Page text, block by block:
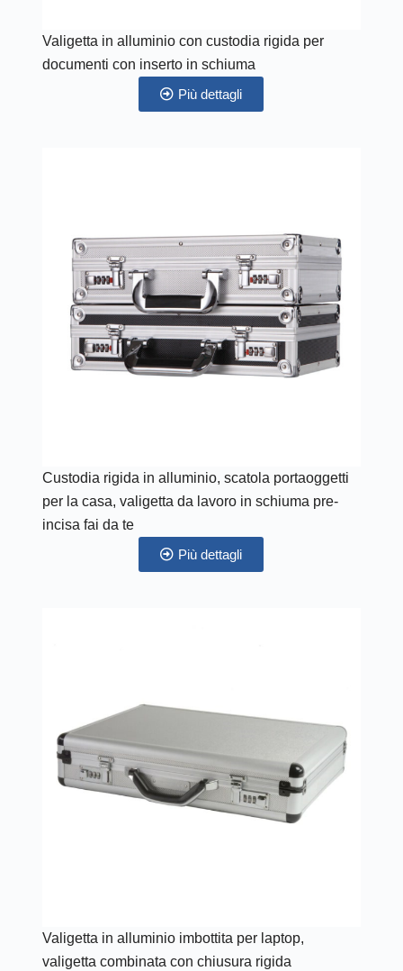
Valigetta in alluminio con custodia rigida per
documenti con inserto in schiuma
Più dettagli
Custodia rigida in alluminio, scatola portaoggetti
per la casa, valigetta da lavoro in schiuma pre-
incisa fai da te
Più dettagli
Valigetta in alluminio imbottita per laptop,
valigetta combinata con chiusura rigida